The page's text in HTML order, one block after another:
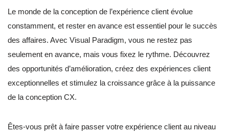
Le monde de la conception de l’expérience client évolue
constamment, et rester en avance est essentiel pour le succès
des affaires. Avec Visual Paradigm, vous ne restez pas
seulement en avance, mais vous fixez le rythme. Découvrez
des opportunités d’amélioration, créez des expériences client
exceptionnelles et stimulez la croissance grâce à la puissance
de la conception CX.
Êtes-vous prêt à faire passer votre expérience client au niveau